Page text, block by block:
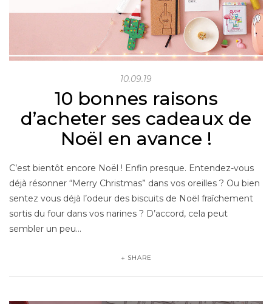
10.09.19
10 bonnes raisons
d’acheter ses cadeaux de
Noël en avance !
C’est bientôt encore Noël ! Enfin presque. Entendez-vous
déjà résonner “Merry Christmas” dans vos oreilles ? Ou bien
sentez vous déjà l’odeur des biscuits de Noël fraîchement
sortis du four dans vos narines ? D’accord, cela peut
sembler un peu…
SHARE